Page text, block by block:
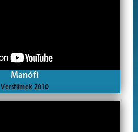
Manófi
Versfilmek 2010